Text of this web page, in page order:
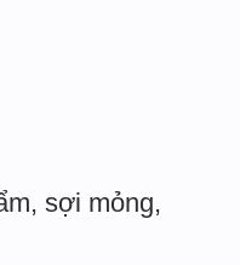
sợi mỏng,